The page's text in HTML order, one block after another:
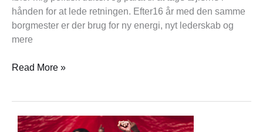
hånden for at lede retningen. Efter16 år med den samme
borgmester er der brug for ny energi, nyt lederskab og
mere
Read More »